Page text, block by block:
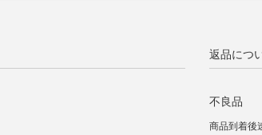
返品につ
不良品
商品到着後